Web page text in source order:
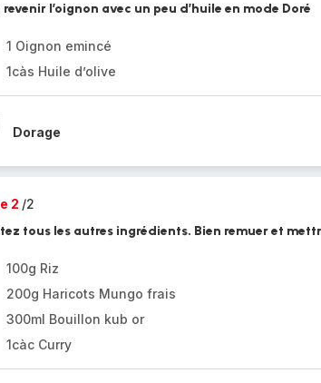
revenir l’oignon avec un peu d’huile en mode Doré
1 Oignon emincé
1càs Huile d’olive
Dorage
2 /2
tous les autres ingrédients. Bien remuer et
100g Riz
200g Haricots Mungo frais
300ml Bouillon kub or
1càc Curry